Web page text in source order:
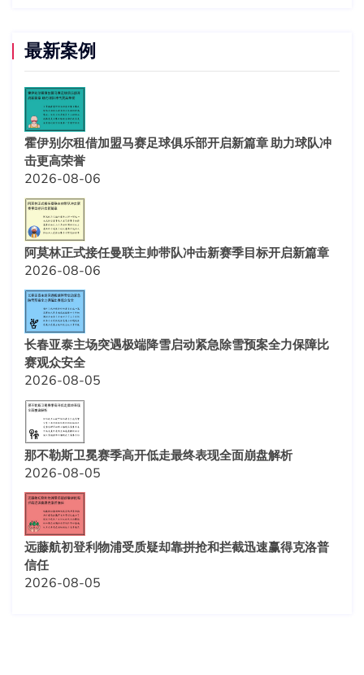
最新案例
霍伊别尔租借加盟马赛足球俱乐部开启新篇章 助力球队冲
击更高荣誉
2026-08-06
阿莫林正式接任曼联主帅带队冲击新赛季目标开启新篇章
2026-08-06
长春亚泰主场突遇极端降雪启动紧急除雪预案全力保障比
赛观众安全
2026-08-05
那不勒斯卫冕赛季高开低走最终表现全面崩盘解析
2026-08-05
远藤航初登利物浦受质疑却靠拼抢和拦截迅速赢得克洛普
信任
2026-08-05